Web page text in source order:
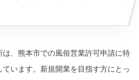
、熊本市での風俗営業許可申請に特
います。新規開業を目指す方にとっ